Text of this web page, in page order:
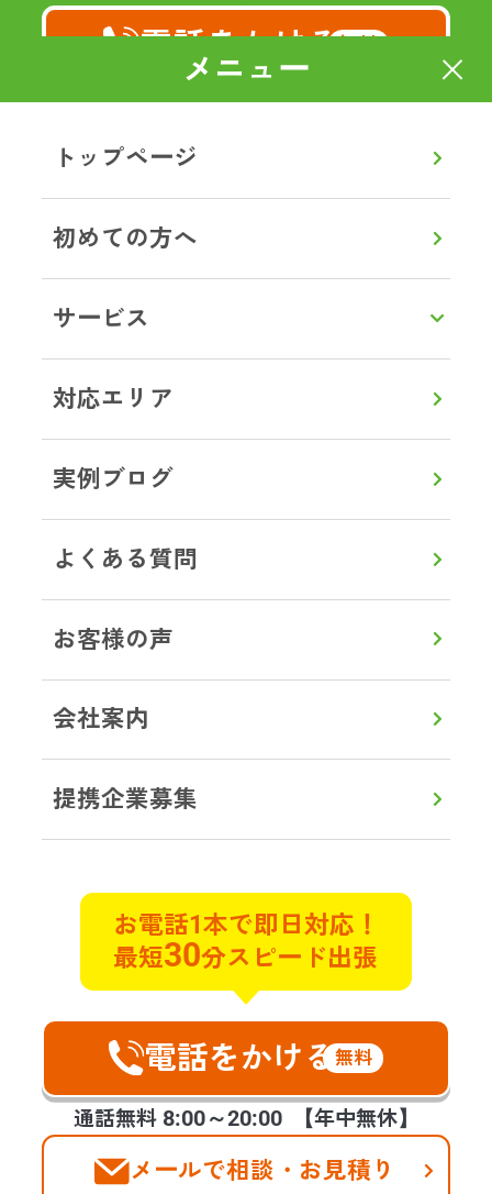
メニュー
トップページ
初めての方へ
サービス
対応エリア
実例ブログ
よくある質問
お客様の声
会社案内
提携企業募集
お電話1本で即日対応！
最短30分スピード出張
電話をかける無料
通話無料 8:00～20:00 【年中無休】
メールで相談・お見積り
電話をかける
通話無料8:00～20:00 【年中無休】
0120-357-664
通話無料8:00～20:00
メールで見積り・相談
初めての方へ対応エリアよくある質問
サービス
遺品整理遺品買取特殊清掃
不用品回収
貴重品探索ゴミ屋敷片付け遺品の合同供養
不動産整理･買取ハウスクリーニング空家整理
生前整理 福祉整理
お客様の声会社案内提携企業様の募集
©2025 days,Inc